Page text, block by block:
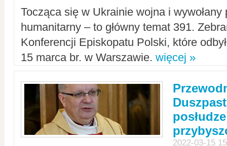
Tocząca się w Ukrainie wojna i
humanitarny – to główny temat 391.
Konferencji Episkopatu Polski, które
15 marca br. w Warszawie. więcej »
2022-03-15